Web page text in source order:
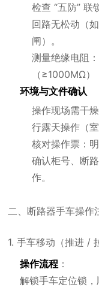
检查 “五防” 联
回路无松动（
闸）。
测量绝缘电阻
（≥1000MΩ）
环境与文件确认
操作现场需干
行露天操作（
核对操作票：
确认柜号、断
作。
二、断路器手车操作
1. 手车移动（推进 /
操作流程 ：
解锁手车定位锁